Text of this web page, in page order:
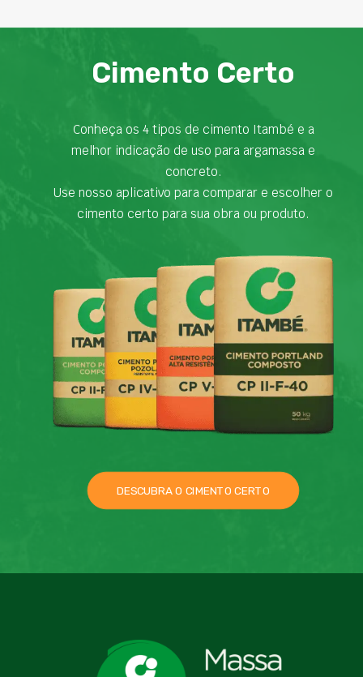
Cimento Certo
Conheça os 4 tipos de cimento Itambé e a
melhor indicação de uso para argamassa e
concreto.
Use nosso aplicativo para comparar e escolher o
cimento certo para sua obra ou produto.
DESCUBRA O CIMENTO CERTO